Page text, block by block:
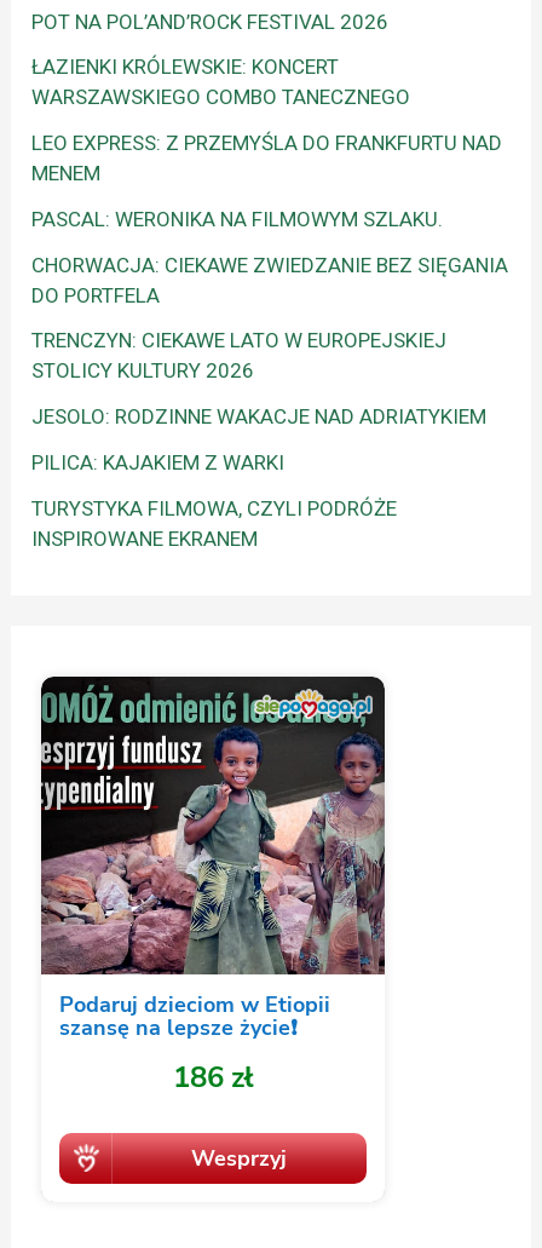
POT NA POL’AND’ROCK FESTIVAL 2026
ŁAZIENKI KRÓLEWSKIE: KONCERT
WARSZAWSKIEGO COMBO TANECZNEGO
LEO EXPRESS: Z PRZEMYŚLA DO FRANKFURTU NAD
MENEM
PASCAL: WERONIKA NA FILMOWYM SZLAKU.
CHORWACJA: CIEKAWE ZWIEDZANIE BEZ SIĘGANIA
DO PORTFELA
TRENCZYN: CIEKAWE LATO W EUROPEJSKIEJ
STOLICY KULTURY 2026
JESOLO: RODZINNE WAKACJE NAD ADRIATYKIEM
PILICA: KAJAKIEM Z WARKI
TURYSTYKA FILMOWA, CZYLI PODRÓŻE
INSPIROWANE EKRANEM